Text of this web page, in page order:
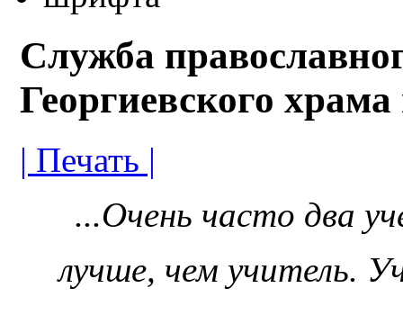
Служба
Георгиевского
| Печать |
...Очень часто два
лучше, чем учитель.